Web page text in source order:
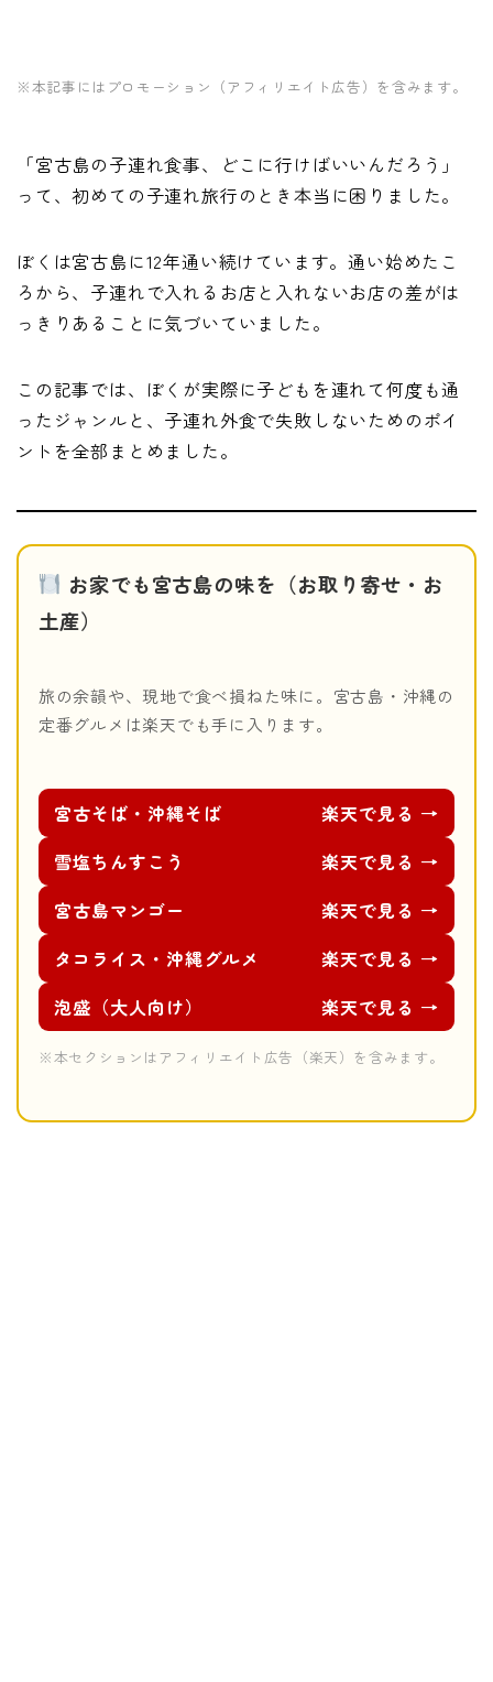
※本記事にはプロモーション（アフィリエイト広告）を含みます。
「宮古島の子連れ食事、どこに行けばいいんだろう」
って、初めての子連れ旅行のとき本当に困りました。
ぼくは宮古島に12年通い続けています。通い始めたこ
ろから、子連れで入れるお店と入れないお店の差がは
っきりあることに気づいていました。
この記事では、ぼくが実際に子どもを連れて何度も通
ったジャンルと、子連れ外食で失敗しないためのポイ
ントを全部まとめました。
お家でも宮古島の味を（お取り寄せ・お
土産）
旅の余韻や、現地で食べ損ねた味に。宮古島・沖縄の
定番グルメは楽天でも手に入ります。
宮古そば・沖縄そば
楽天で見る →
雪塩ちんすこう
楽天で見る →
宮古島マンゴー
楽天で見る →
タコライス・沖縄グルメ
楽天で見る →
泡盛（大人向け）
楽天で見る →
※本セクションはアフィリエイト広告（楽天）を含みます。